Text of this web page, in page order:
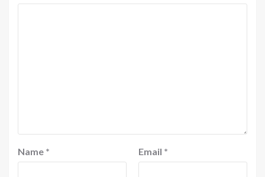
Name * Email *